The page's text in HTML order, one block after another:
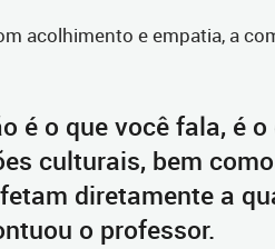
acolhimento e empatia, a
é o que você fala, é
culturais, bem
diretamente a
o professor.